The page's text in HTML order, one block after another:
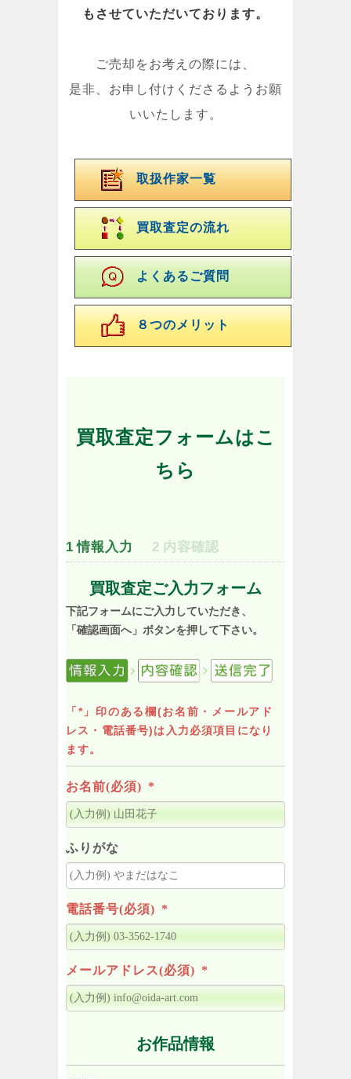
もさせていただいております。
ご売却をお考えの際には、
是非、お申し付けくださるようお願
いいたします。
取扱作家一覧
買取査定の流れ
よくあるご質問
８つのメリット
買取査定フォームはこ
ちら
1 情報入力 2 内容確認
買取査定ご入力フォーム
下記フォームにご入力していただき、
「確認画面へ」ボタンを押して下さい。
「*」印のある欄(お名前・メールアド
レス・電話番号)は入力必須項目になり
ます。
お名前(必須) *
ふりがな
電話番号(必須) *
メールアドレス(必須) *
お作品情報